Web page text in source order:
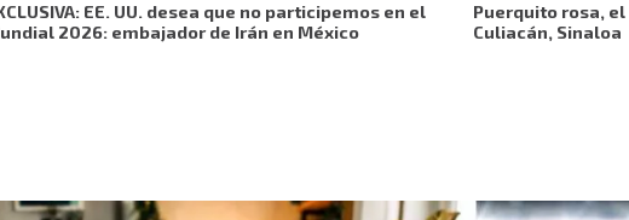
EE. UU. desea que no participemos en el
2026: embajador de Irán en México
Puerquito rosa,
Culiacán, Sinaloa